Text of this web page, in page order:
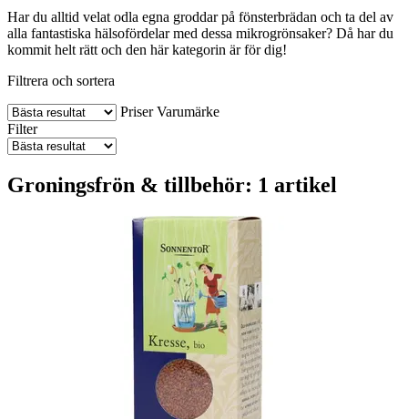
Har du alltid velat odla egna groddar på fönsterbrädan och ta del av
alla fantastiska hälsofördelar med dessa mikrogrönsaker? Då har du
kommit helt rätt och den här kategorin är för dig!
Filtrera och sortera
Priser Varumärke
Filter
Groningsfrön & tillbehör: 1 artikel